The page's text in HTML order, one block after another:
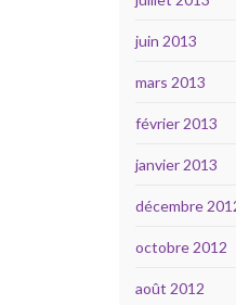
juin 2013
mars 2013
février 2013
janvier 2013
décembre
octobre 2012
août 2012